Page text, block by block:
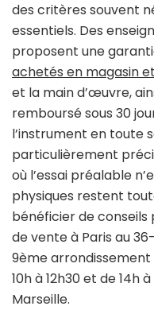
des critères souvent
essentiels. Des
proposent une
achetés en magasin
et la main d’œuvre,
remboursé sous 30
l’instrument en toute
particulièrement
où l’essai préalable
physiques restent
bénéficier de conseils
de vente à Paris au
9ème
10h à 12h30 et de 14h
Marseille.